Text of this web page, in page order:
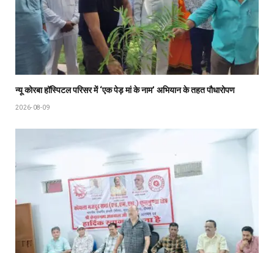
न्यू कोरबा हॉस्पिटल परिसर में ‘एक पेड़ मां के नाम’ अभियान के तहत पौधारोपण
2026-08-09